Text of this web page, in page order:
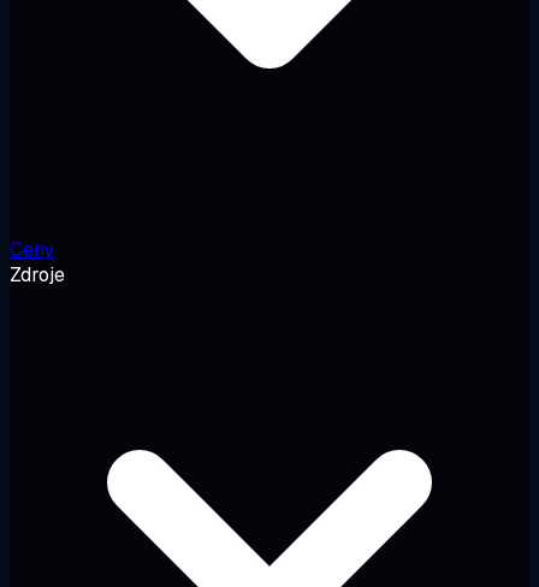
Ceny
Zdroje